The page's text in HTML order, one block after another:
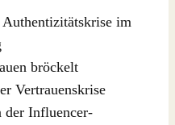
im
bröckelt
Vertrauenskrise
der Influencer-